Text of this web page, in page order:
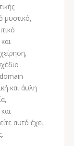
μυστικό,
και άυλη
αυτό έχει